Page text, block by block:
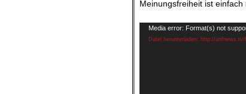
Meinungsfreiheit ist einfach
Video-
Player
Media error: Format(s) not
Datei herunterladen: http://